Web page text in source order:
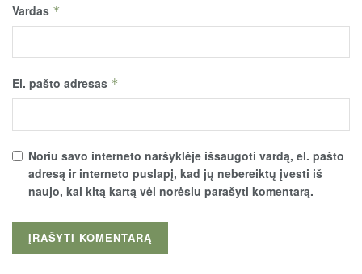
Vardas *
El. pašto adresas *
Noriu savo interneto naršyklėje išsaugoti vardą, el. pašto
adresą ir interneto puslapį, kad jų nebereiktų įvesti iš
naujo, kai kitą kartą vėl norėsiu parašyti komentarą.